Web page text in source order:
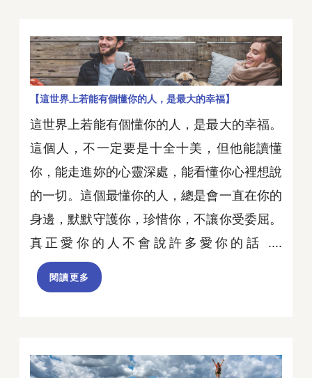
【這世界上若能有個懂你的人，是最大的幸福】
這世界上若能有個懂你的人，是最大的幸福。
這個人，不一定要是十全十美，但他能讀懂
你，能走進妳的心靈深處，能看懂你心裡想說
的一切。這個最懂你的人，總是會一直在你的
身邊，默默守護你，珍惜你，不讓你受委屈。
真正愛你的人不會說許多愛你的話 ....
閱讀更多